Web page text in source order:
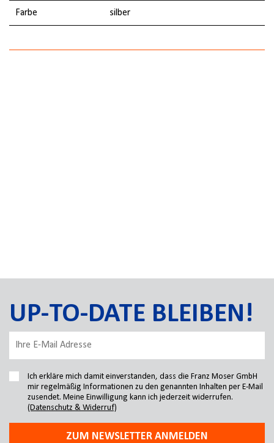
Farbe silber
UP-TO-DATE BLEIBEN!
Ich erkläre mich damit einverstanden, dass die Franz Moser GmbH
mir regelmäßig Informationen zu den genannten Inhalten per E-Mail
zusendet. Meine Einwilligung kann ich jederzeit widerrufen.
(Datenschutz & Widerruf)
ZUM NEWSLETTER ANMELDEN